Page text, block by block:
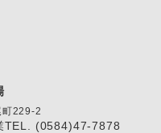
町229-2
TEL. (0584)47-7878